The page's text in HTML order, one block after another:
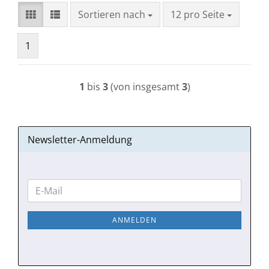
Sortieren nach
Sortieren nach 12 pro Seite
pro Seite
1
1 bis 3(von insgesamt3)
Newsletter-Anmeldung
WEITER
ZUR
NEWSLETTER-
E-
Mail
ANMELDEN